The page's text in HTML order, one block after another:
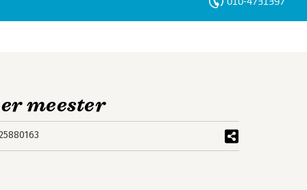
meester
Personen